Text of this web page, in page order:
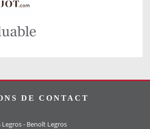
DE CONTACT
- Benoît Legros